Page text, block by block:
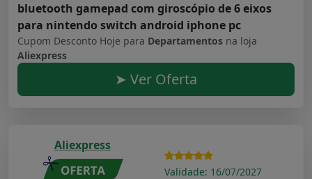
bluetooth gamepad com giroscópio de 6 eixos
para nintendo switch android iphone pc
Cupom Desconto Hoje para Departamentos na loja
Aliexpress
➤ Ver Oferta
Aliexpress
Validade: 16/07/2027